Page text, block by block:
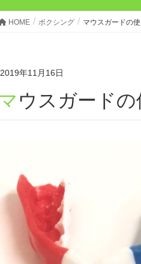
HOME ボクシング マウスガードの
2019年11月16日
マウスガード